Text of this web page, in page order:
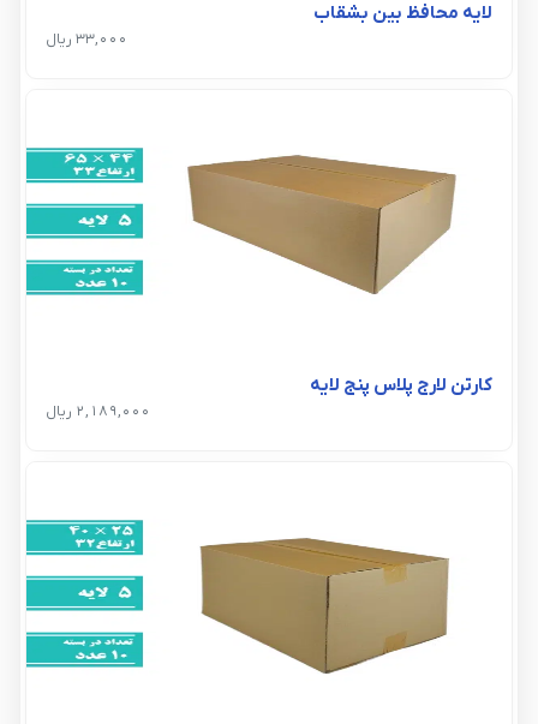
لایه محافظ بین بشقاب
33,000 ریال
کارتن لارج پلاس پنج لایه
2,189,000 ریال